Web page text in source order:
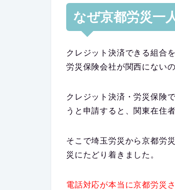
なぜ京都労災一
クレジット決済できる組合
労災保険会社が関西にない
クレジット決済・労災保険
うと申請すると、関東在住
そこで埼玉労災から京都労
災にたどり着きました。
電話対応が本当に京都労災